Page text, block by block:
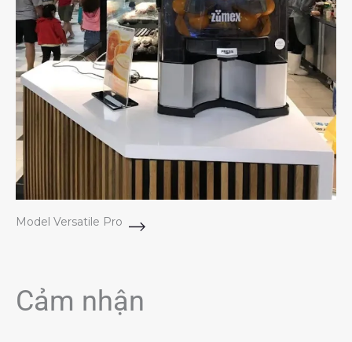
Model Versatile Pro
Cảm nhận